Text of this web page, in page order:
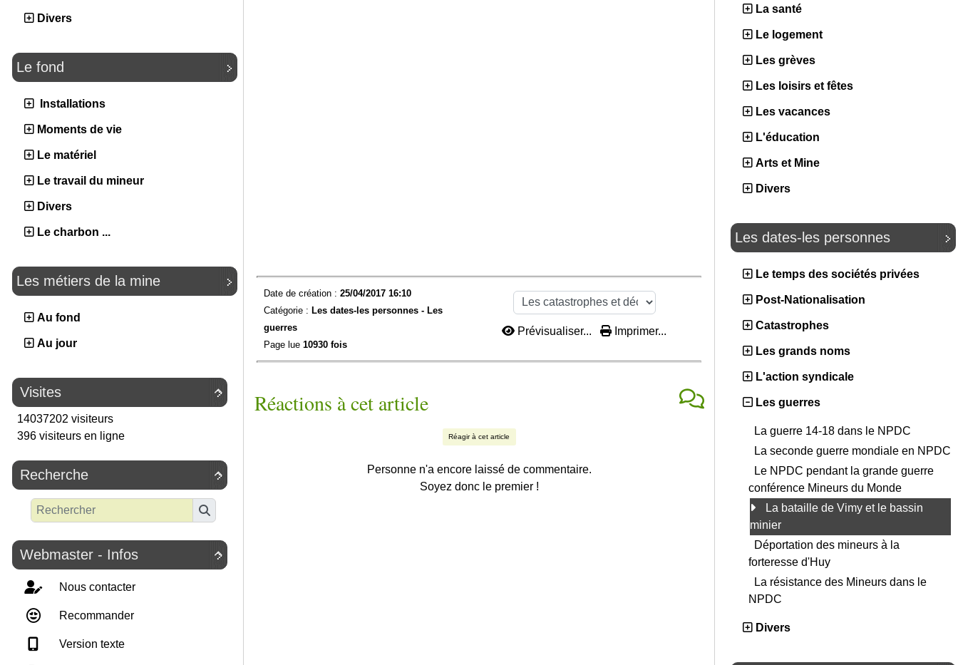
Divers
Le fond
Installations
Moments de vie
Le matériel
Le travail du mineur
Divers
Le charbon ...
Les métiers de la mine
Au fond
Au jour

Visites
14037202 visiteurs
396 visiteurs en ligne

Recherche

Webmaster - Infos
Nous contacter
Recommander
Version texte
Date de création : 25/04/2017 16:10
Catégorie : Les dates-les personnes - Les
guerres
Page lue 10930 fois
Prévisualiser... Imprimer...
Réactions à cet article
Réagir à cet article
Personne n'a encore laissé de commentaire.
Soyez donc le premier !
La santé
Le logement
Les grèves
Les loisirs et fêtes
Les vacances
L'éducation
Arts et Mine
Divers
Les dates-les personnes
Le temps des sociétés privées
Post-Nationalisation
Catastrophes
Les grands noms
L'action syndicale
Les guerres
La guerre 14-18 dans le NPDC
La seconde guerre mondiale en NPDC
Le NPDC pendant la grande guerre
conférence Mineurs du Monde
La bataille de Vimy et le bassin
minier
Déportation des mineurs à la
forteresse d'Huy
La résistance des Mineurs dans le
NPDC
Divers